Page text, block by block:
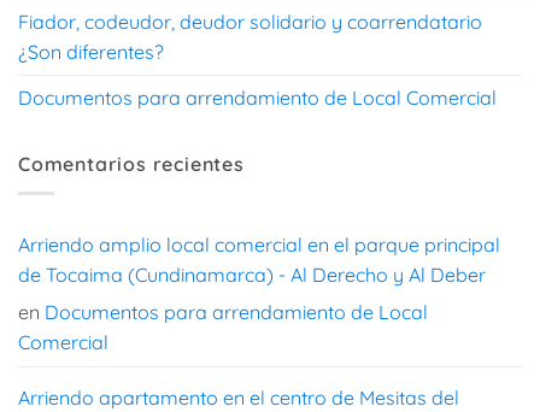
Fiador, codeudor, deudor solidario y coarrendatario
¿Son diferentes?
Documentos para arrendamiento de Local Comercial
Comentarios recientes
Arriendo amplio local comercial en el parque principal
de Tocaima (Cundinamarca) - Al Derecho y Al Deber
en Documentos para arrendamiento de Local
Comercial
Arriendo apartamento en el centro de Mesitas del